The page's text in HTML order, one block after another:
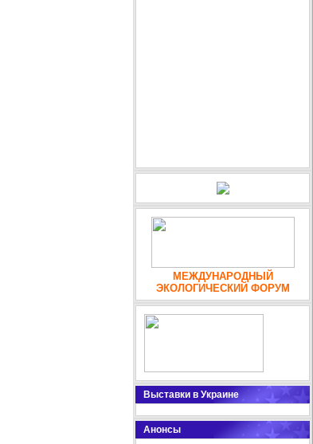
МЕЖДУНАРОДНЫЙ
ЭКОЛОГИЧЕСКИЙ ФОРУМ
Выставки в Украине
Анонсы